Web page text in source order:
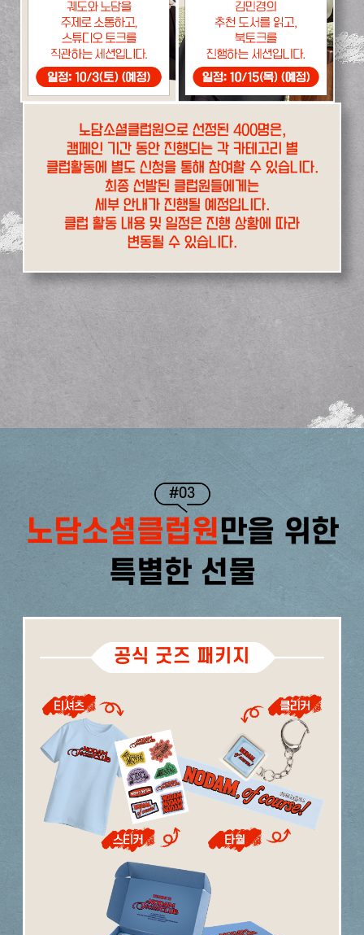
노담소셜클럽원으로 선정된 400명은,
캠페인 기간 동안 진행되는 각 카테고리 별
클럽활동에 별도 신청을 통해 참여할 수 있습니다.
최종 선발된 클럽원들에게는
세부 안내가 진행될 예정입니다.
클럽 활동 내용 및 일정은 진행 상황에 따라
변동될 수 있습니다.
#03
노담소셜클럽원만을 위한
특별한 선물
공식 굿즈 패키지